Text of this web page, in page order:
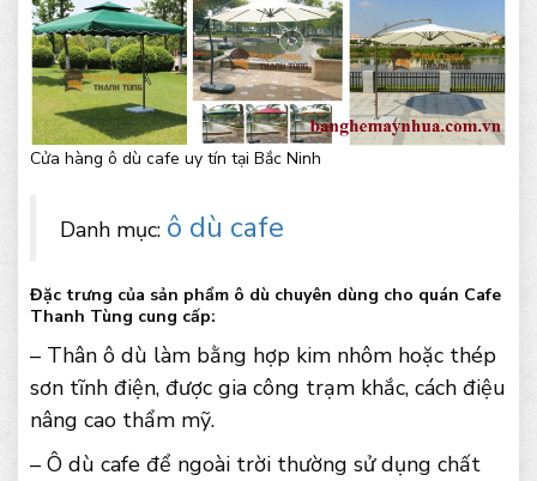
Cửa hàng ô dù cafe uy tín tại Bắc Ninh
Danh mục: ô dù cafe
Đặc trưng của sản phẩm ô dù chuyên dùng cho quán Cafe
Thanh Tùng cung cấp:
– Thân ô dù làm bằng hợp kim nhôm hoặc thép
sơn tĩnh điện, được gia công trạm khắc, cách điệu
nâng cao thẩm mỹ.
– Ô dù cafe để ngoài trời thường sử dụng chất